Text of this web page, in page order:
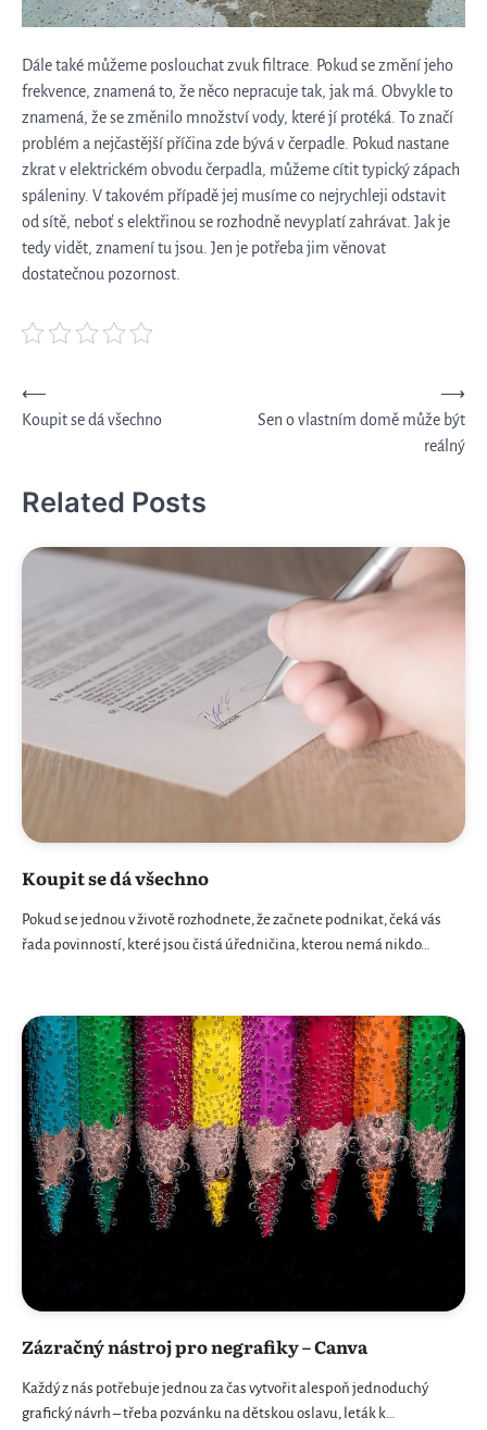
Dále také můžeme poslouchat zvuk filtrace. Pokud se změní jeho
frekvence, znamená to, že něco nepracuje tak, jak má. Obvykle to
znamená, že se změnilo množství vody, které jí protéká. To značí
problém a nejčastější příčina zde bývá v čerpadle. Pokud nastane
zkrat v elektrickém obvodu čerpadla, můžeme cítit typický zápach
spáleniny. V takovém případě jej musíme co nejrychleji odstavit
od sítě, neboť s elektřinou se rozhodně nevyplatí zahrávat. Jak je
tedy vidět, znamení tu jsou. Jen je potřeba jim věnovat
dostatečnou pozornost.
Navigace
pro
⟵
Koupit se dá všechno
Sen o vlastním domě může být
reálný
⟶
Related Posts
Koupit se dá všechno
Pokud se jednou v životě rozhodnete, že začnete podnikat, čeká vás
řada povinností, které jsou čistá úředničina, kterou nemá nikdo…
Zázračný nástroj pro negrafiky – Canva
Každý z nás potřebuje jednou za čas vytvořit alespoň jednoduchý
grafický návrh – třeba pozvánku na dětskou oslavu, leták k…